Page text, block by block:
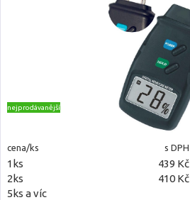
nejprodávanější
cena/ks s DPH
1ks 439 Kč
2ks
410 Kč
5ks a víc